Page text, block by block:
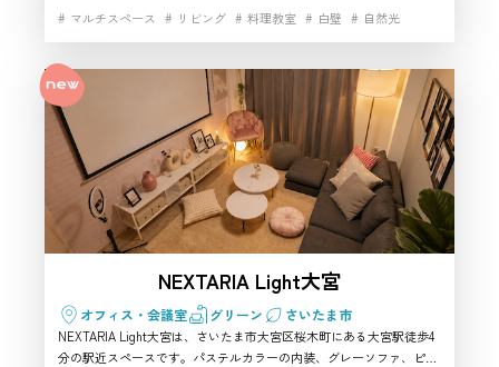
いる方におすすめです。 さいたま市のハウススタジオ・レンタルスタ
ジオです
マルチスペース
リビング 料理教室 白壁
自然光
開放感
駐車場 高速インターネット
NEXTARIA Light大宮
オフィス・会議室 グリーン さいたま市
NEXTARIA Light大宮は、さいたま市大宮区桜木町にある大宮駅徒歩4
分の駅近スペースです。パステルカラーの内装、グレーソファ、ピン